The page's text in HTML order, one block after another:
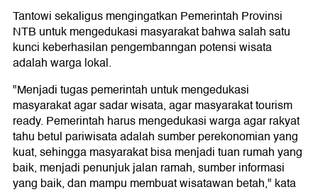
Tantowi sekaligus mengingatkan Pemerintah Provinsi
NTB untuk mengedukasi masyarakat bahwa salah satu
kunci keberhasilan pengembanngan potensi wisata
adalah warga lokal.
"Menjadi tugas pemerintah untuk mengedukasi
masyarakat agar sadar wisata, agar masyarakat tourism
ready. Pemerintah harus mengedukasi warga agar rakyat
tahu betul pariwisata adalah sumber perekonomian yang
kuat, sehingga masyarakat bisa menjadi tuan rumah yang
baik, menjadi penunjuk jalan ramah, sumber informasi
yang baik, dan mampu membuat wisatawan betah," kata